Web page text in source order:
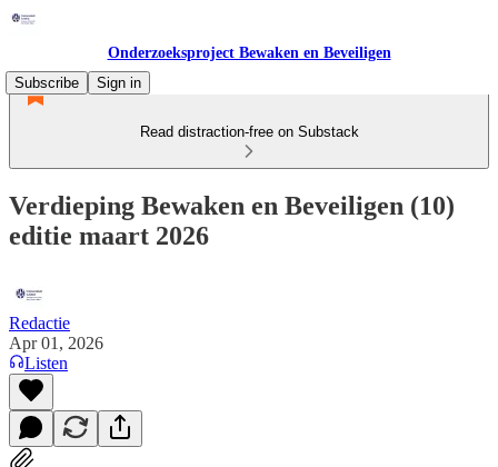
Onderzoeksproject Bewaken en Beveiligen
Subscribe
Sign in
Read distraction-free on Substack
Verdieping Bewaken en Beveiligen (10)
editie maart 2026
Redactie
Apr 01, 2026
Listen